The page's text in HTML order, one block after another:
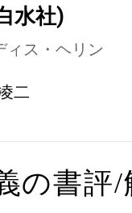
水社)
ィス・ヘリン
二
の書評